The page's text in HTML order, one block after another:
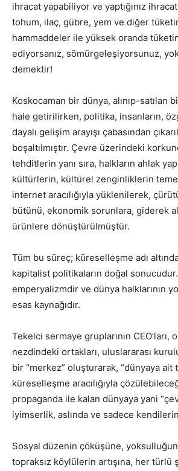
ihracat yapabiliyor ve yaptığınız
tohum, ilaç, gübre, yem ve diğer
hammaddeler ile yüksek oranda
ediyorsanız, sömürgeleşiyorsunuz,
demektir!
Koskocaman bir dünya, alınıp-satılan
hale getirilirken, politika, insanların,
dayalı gelişim arayışı çabasından
boşaltılmıştır. Çevre üzerindeki
tehditlerin yanı sıra, halkların ahlak
kültürlerin, kültürel zenginliklerin
internet aracılığıyla yüklenilerek,
bütünü, ekonomik sorunlara, giderek
ürünlere dönüştürülmüştür.
Tüm bu süreç; küreselleşme adı
kapitalist politikaların doğal
emperyalizmdir ve dünya halklarının
esas kaynağıdır.
Tekelci sermaye gruplarının CEO’ları,
nezdindeki ortakları, uluslararası
bir “merkez” oluşturarak, “dünyaya
küreselleşme aracılığıyla
propaganda ile kalan dünyaya yani
iyimserlik, aslında ve sadece
Sosyal düzenin çöküşüne,
topraksız köylülerin artışına, her